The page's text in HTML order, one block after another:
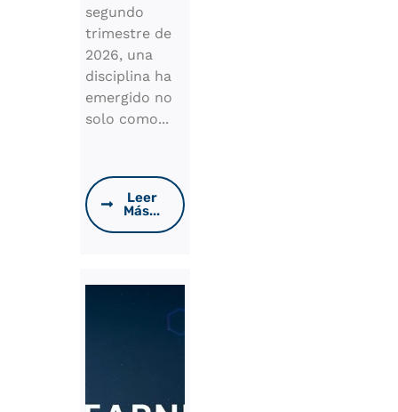
segundo
trimestre de
2026, una
disciplina ha
emergido no
solo como...
Leer
Más...